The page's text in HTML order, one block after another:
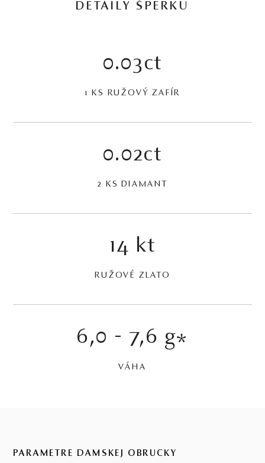
DETAILY ŠPERKU
0.03ct
1 KS RUŽOVÝ ZAFÍR
0.02ct
2 KS DIAMANT
14 kt
RUŽOVÉ ZLATO
6,0 - 7,6 g*
VÁHA
PARAMETRE DÁMSKEJ OBRÚČKY